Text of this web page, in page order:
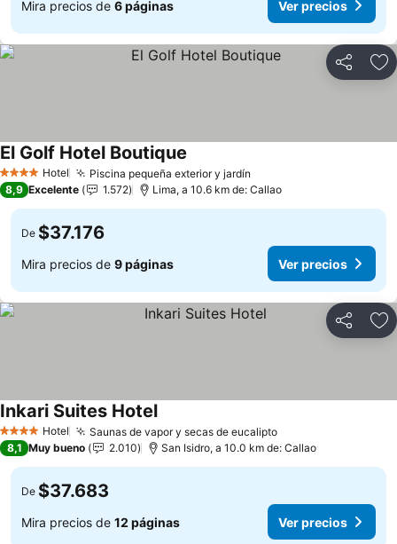
Mira precios de 6 páginas Ver precios
Compartir
4 EstrellasHotel Piscina pequeña exterior y jardín
El Golf Hotel Boutique
8,9 Excelente 1.572 Lima, a 10.6 km de: Callao
De $37.176
Mira precios de 9 páginas Ver precios
Compartir
4 EstrellasHotel Saunas de vapor y secas de eucalipto
Inkari Suites Hotel
8,1 Muy bueno 2.010 San Isidro, a 10.0 km de: Callao
De $37.683
Mira precios de 12 páginas Ver precios